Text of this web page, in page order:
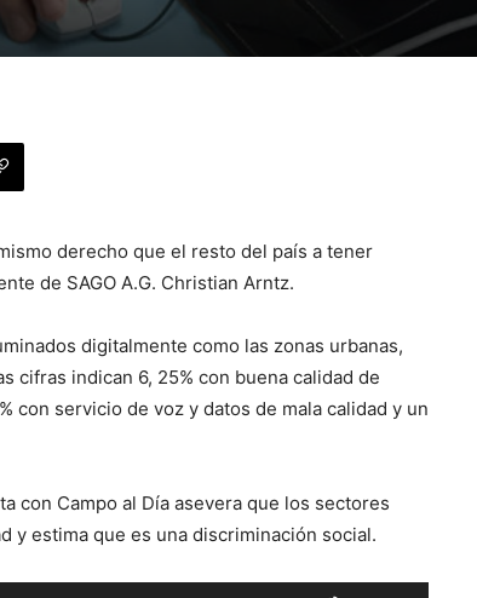
derecho que el resto del país a tener
de SAGO A.G. Christian Arntz.
digitalmente como las zonas urbanas,
cifras indican 6, 25% con buena calidad de
con servicio de voz y datos de mala calidad y un
con Campo al Día asevera que los sectores
y estima que es una discriminación social.